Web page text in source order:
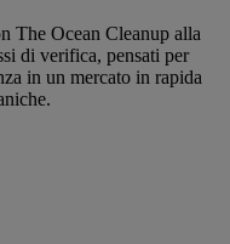
The Ocean Cleanup alla
di verifica, pensati per
in un mercato in rapida